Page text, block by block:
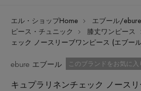
ITEMS
新着アイテム
ログイン
はじめてご利用の方
新規会員登録
SEE RESULTS
エル・ショップHome エブール/ebure
ピース・チュニック
膝丈ワンピース
ェック ノースリーブワンピース (エブー
ebure エブール お気に入り済
このブランドをお気に入
キュプラリネンチェック ノース